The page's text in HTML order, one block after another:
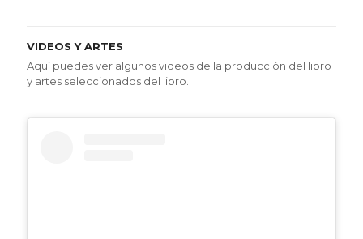
VIDEOS Y ARTES
Aquí puedes ver algunos videos de la producción del libro
y artes seleccionados del libro.